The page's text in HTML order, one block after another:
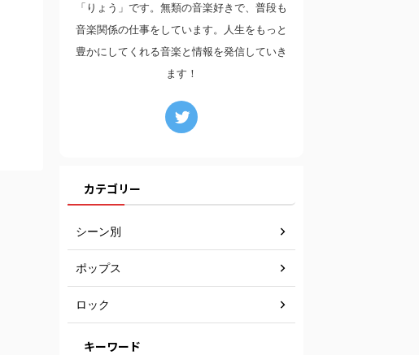
「りょう」です。無類の音楽好きで、普段も
音楽関係の仕事をしています。人生をもっと
豊かにしてくれる音楽と情報を発信していき
ます！
カテゴリー
シーン別
ポップス
ロック
キーワード